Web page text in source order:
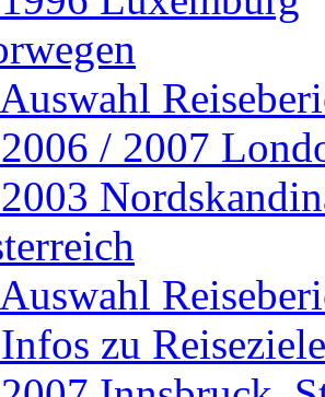
2006 / 2007
2003
zu